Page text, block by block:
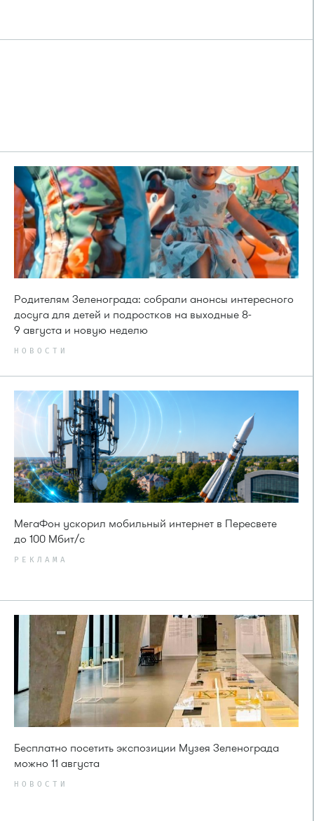
Родителям Зеленограда: собрали анонсы интересного
досуга для детей и подростков на выходные 8-
9 августа и новую неделю
НОВОСТИ
МегаФон ускорил мобильный интернет в Пересвете
до 100 Мбит/с
РЕКЛАМА
Бесплатно посетить экспозиции Музея Зеленограда
можно 11 августа
НОВОСТИ